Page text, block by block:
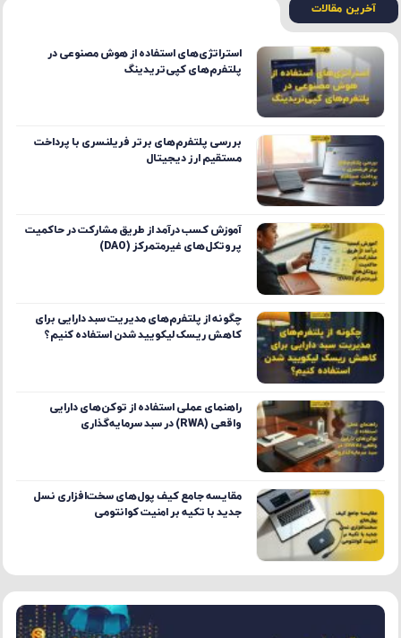
آخرین مقالات
استراتژی‌های استفاده از هوش مصنوعی در
پلتفرم‌های کپی‌تریدینگ
بررسی پلتفرم‌های برتر فریلنسری با پرداخت
مستقیم ارز دیجیتال
آموزش کسب درآمد از طریق مشارکت در حاکمیت
پروتکل‌های غیرمتمرکز (DAO)
چگونه از پلتفرم‌های مدیریت سبد دارایی برای
کاهش ریسک لیکویید شدن استفاده کنیم؟
راهنمای عملی استفاده از توکن‌های دارایی
واقعی (RWA) در سبد سرمایه‌گذاری
مقایسه جامع کیف پول‌های سخت‌افزاری نسل
جدید با تکیه بر امنیت کوانتومی